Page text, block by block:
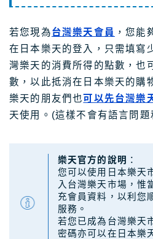
關於Masablog
與Masa聯絡
若您現為台灣樂天會員 ，您能
在日本樂天的登入，只需填寫
灣樂天的消費所得的點數，也
數，以此抵消在日本樂天的購
樂天的朋友們也 可以先台灣樂
天使用。(這樣不會有語言問
樂天官方的說明 ：
您可以使用日本樂天
入台灣樂天市場，惟
充會員資料，以利您
服務。
若您已成為台灣樂天
密碼亦可以在日本樂